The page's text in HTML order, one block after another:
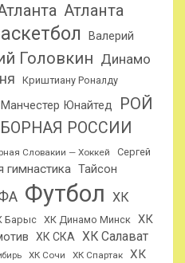
Атланта
Валерий
Головкин Динамо
Криштиану Роналду
Манчестер Юнайтед
РОЙ
РОССИИ
Словакии — Хоккей
Сергей
гимнастика Тайсон
Футбол ХК
Барыс ХК Динамо Минск ХК
ХК СКА ХК Салават
ХК Сочи ХК Спартак
ХК